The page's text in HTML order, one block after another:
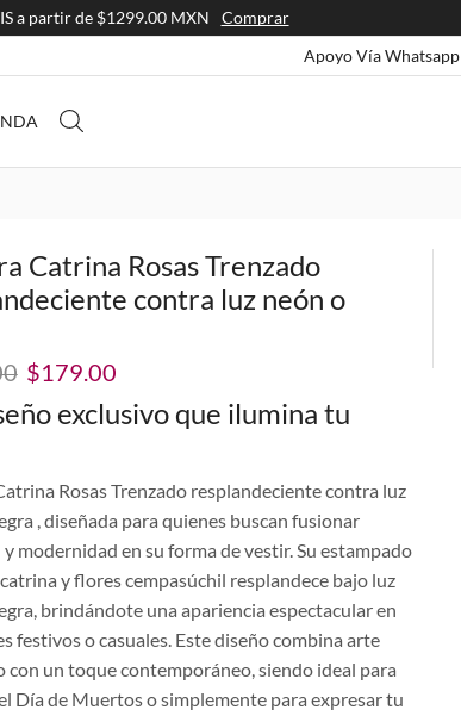
a partir de $1299.00 MXN
Comprar
Apoyo Vía Whatsapp
Catrina Rosas Trenzado
contra luz neón o
El
precio
original
$199.00.
$179.00El
precio
actual
$179.00.
exclusivo que ilumina tu
Rosas Trenzado resplandeciente contra luz
, diseñada para quienes buscan fusionar
modernidad en su forma de vestir. Su estampado
y flores cempasúchil resplandece bajo luz
brindándote una apariencia espectacular en
festivos o casuales. Este diseño combina arte
con un toque contemporáneo, siendo ideal para
Día de Muertos o simplemente para expresar tu